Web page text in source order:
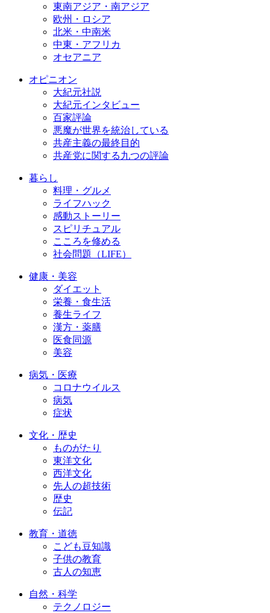
東南アジア・南アジア
欧州・ロシア
北米・中南米
中東・アフリカ
オセアニア
オピニオン
大紀元社説
大紀元インタビュー
百家評論
悪魔が世界を統治している
共産主義の最終目的
共産党に関する九つの評論
暮らし
料理・グルメ
ライフハック
感動ストーリー
スピリチュアル
こころを修める
社会問題（LIFE）
健康・美容
ダイエット
栄養・食生活
養生ライフ
漢方・薬膳
医食同源
美容
病気・医療
コロナウイルス
病気
症状
文化・歴史
ものがたり
東洋文化
西洋文化
先人の超技術
歴史
伝記
教育・道徳
こども豆知識
子供の教育
古人の知恵
自然・科学
テクノロジー